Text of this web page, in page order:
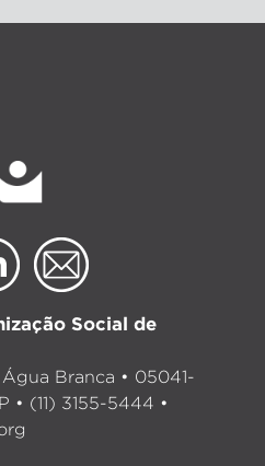
Social de
Branca • 05041-
• (11) 3155-5444 •